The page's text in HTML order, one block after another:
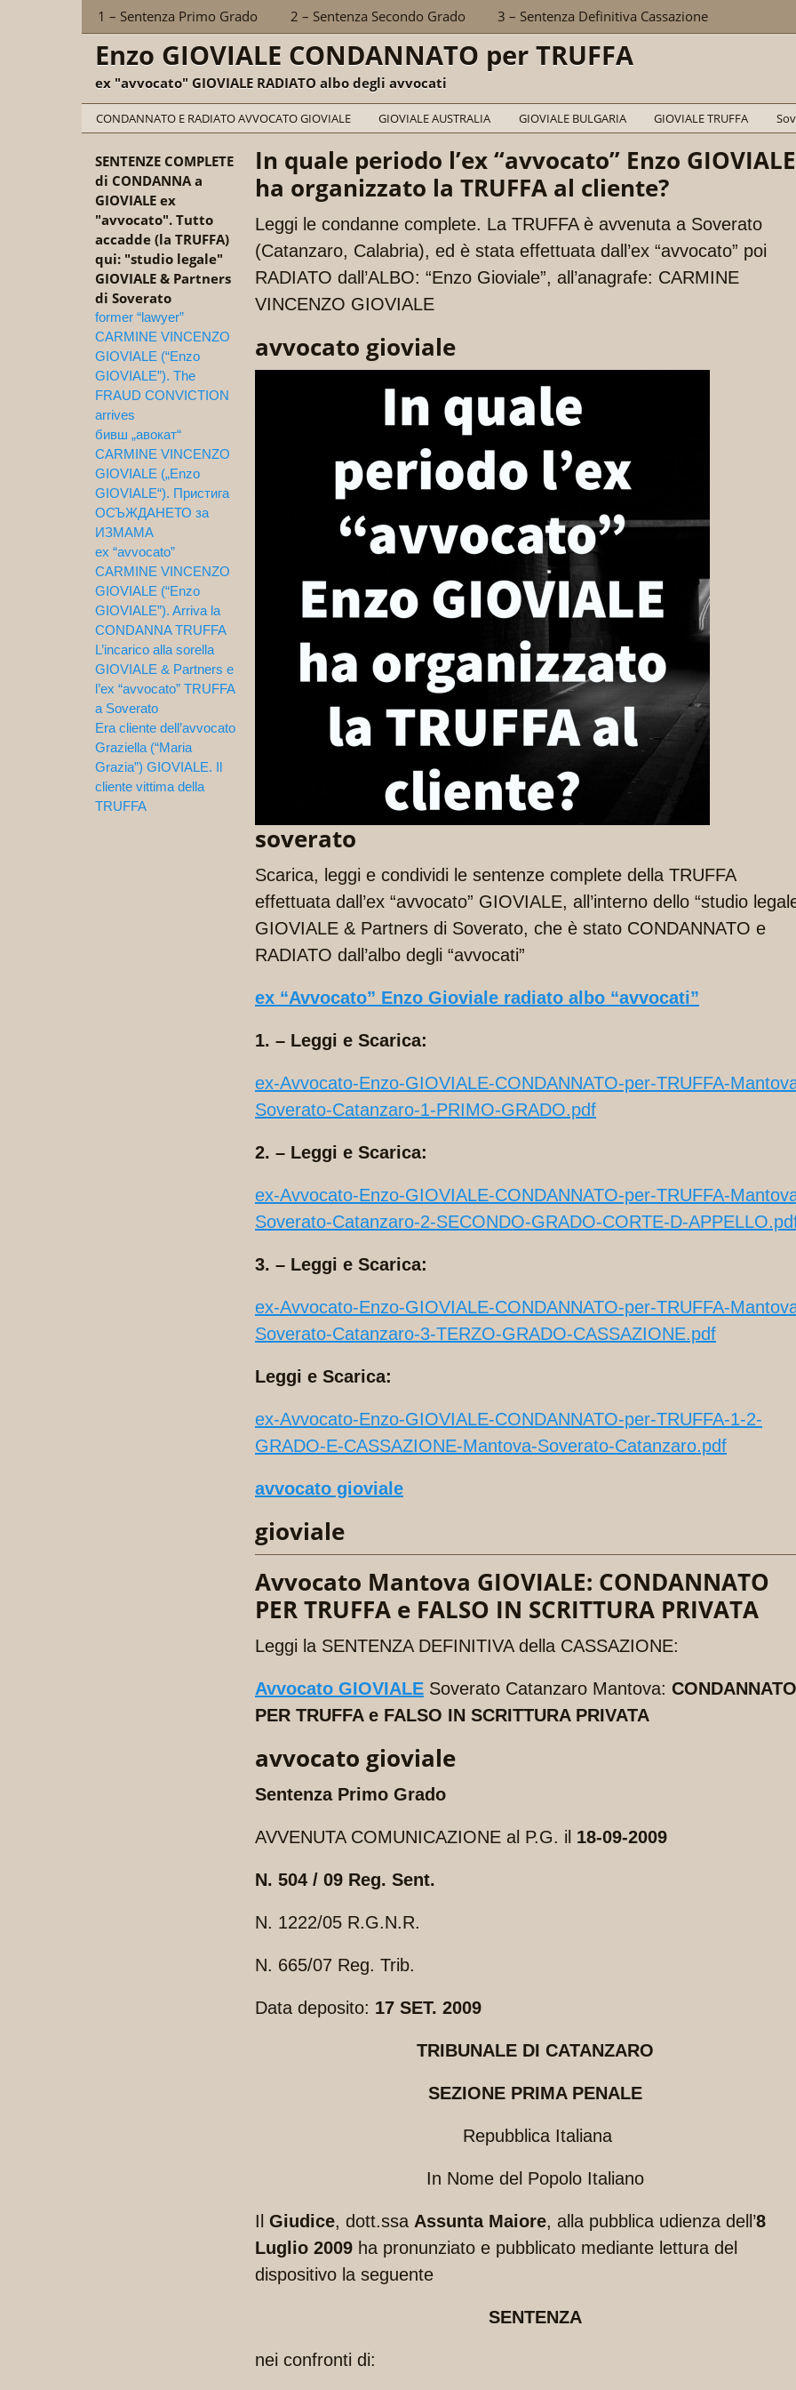
Sections
1 – Sentenza Primo Grado 2 – Sentenza Secondo Grado 3 – Sentenza Definitiva Cassazione
Enzo GIOVIALE CONDANNATO per TRUFFA
ex "avvocato" GIOVIALE RADIATO albo degli avvocati
Categories
CONDANNATO E RADIATO AVVOCATO GIOVIALE GIOVIALE AUSTRALIA GIOVIALE BULGARIA GIOVIALE TRUFFA
In quale periodo l’ex “avvocato” Enzo GIOVIALE
ha organizzato la TRUFFA al cliente?
Leggi le condanne complete. La TRUFFA è avvenuta a Soverato
(Catanzaro, Calabria), ed è stata effettuata dall’ex “avvocato” poi
RADIATO dall’ALBO: “Enzo Gioviale”, all’anagrafe: CARMINE
VINCENZO GIOVIALE
avvocato gioviale
soverato
Scarica, leggi e condividi le sentenze complete della TRUFFA
effettuata dall’ex “avvocato” GIOVIALE, all’interno dello “studio
GIOVIALE & Partners di Soverato, che è stato CONDANNATO e
RADIATO dall’albo degli “avvocati”
ex “Avvocato” Enzo Gioviale radiato albo “avvocati”
1. – Leggi e Scarica:
ex-Avvocato-Enzo-GIOVIALE-CONDANNATO-per-TRUFFA-
Soverato-Catanzaro-1-PRIMO-GRADO.pdf
2. – Leggi e Scarica:
ex-Avvocato-Enzo-GIOVIALE-CONDANNATO-per-TRUFFA-
Soverato-Catanzaro-2-SECONDO-GRADO-CORTE-D-
3. – Leggi e Scarica:
ex-Avvocato-Enzo-GIOVIALE-CONDANNATO-per-TRUFFA-
Soverato-Catanzaro-3-TERZO-GRADO-CASSAZIONE.pdf
Leggi e Scarica:
ex-Avvocato-Enzo-GIOVIALE-CONDANNATO-per-TRUFFA-1-2-
GRADO-E-CASSAZIONE-Mantova-Soverato-Catanzaro.pdf
avvocato gioviale
gioviale
Avvocato Mantova GIOVIALE: CONDANNATO
PER TRUFFA e FALSO IN SCRITTURA PRIVATA
Leggi la SENTENZA DEFINITIVA della CASSAZIONE:
Avvocato GIOVIALE Soverato Catanzaro Mantova: CONDANNATO
PER TRUFFA e FALSO IN SCRITTURA PRIVATA
avvocato gioviale
Sentenza Primo Grado
AVVENUTA COMUNICAZIONE al P.G. il 18-09-2009
N. 504 / 09 Reg. Sent.
N. 1222/05 R.G.N.R.
N. 665/07 Reg. Trib.
Data deposito: 17 SET. 2009
TRIBUNALE DI CATANZARO
SEZIONE PRIMA PENALE
Repubblica Italiana
In Nome del Popolo Italiano
Il Giudice, dott.ssa Assunta Maiore, alla pubblica udienza dell’8
Luglio 2009 ha pronunziato e pubblicato mediante lettura del
dispositivo la seguente
SENTENZA
nei confronti di:
SENTENZE COMPLETE
di CONDANNA a
GIOVIALE ex
"avvocato". Tutto
accadde (la TRUFFA)
qui: "studio legale"
GIOVIALE & Partners
di Soverato
former “lawyer”
CARMINE VINCENZO
GIOVIALE (“Enzo
GIOVIALE”). The
FRAUD CONVICTION
arrives
бивш „авокат“
CARMINE VINCENZO
GIOVIALE („Enzo
GIOVIALE“). Пристига
ОСЪЖДАНЕТО за
ИЗМАМА
ex “avvocato”
CARMINE VINCENZO
GIOVIALE (“Enzo
GIOVIALE”). Arriva la
CONDANNA TRUFFA
L’incarico alla sorella
GIOVIALE & Partners e
l’ex “avvocato” TRUFFA
a Soverato
Era cliente dell’avvocato
Graziella (“Maria
Grazia”) GIOVIALE. Il
cliente vittima della
TRUFFA